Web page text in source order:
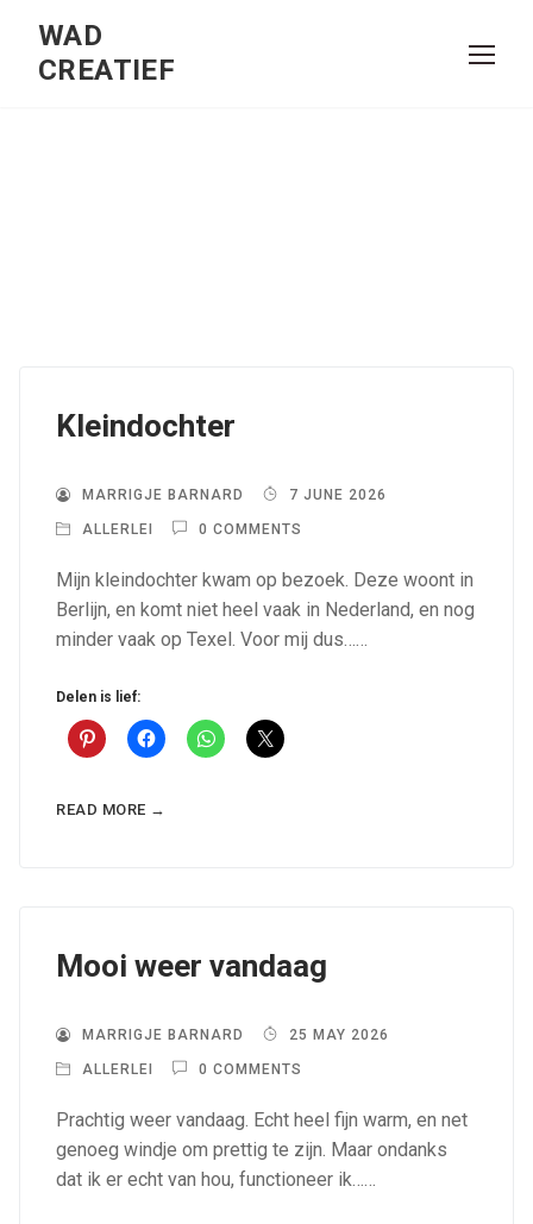
content
WAD
CREATIEF
Kleindochter
MARRIGJE BARNARD 7 JUNE 2026
ALLERLEI 0 COMMENTS
Mijn kleindochter kwam op bezoek. Deze woont in
Berlijn, en komt niet heel vaak in Nederland, en nog
minder vaak op Texel. Voor mij dus……
Delen is lief:
READ MORE →
Mooi weer vandaag
MARRIGJE BARNARD 25 MAY 2026
ALLERLEI 0 COMMENTS
Prachtig weer vandaag. Echt heel fijn warm, en net
genoeg windje om prettig te zijn. Maar ondanks
dat ik er echt van hou, functioneer ik……